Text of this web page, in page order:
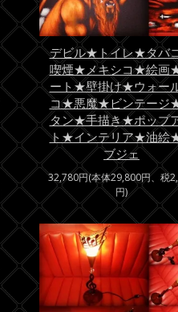
デビル★トイレ★タバ
喫煙★メキシコ★絵画
ート★壁掛け★ウォー
コ★悪魔★ビンテージ
タン★手描き★ポップ
ト★インテリア★油絵
ブジェ
32,780円(本体29,800円、税
円)